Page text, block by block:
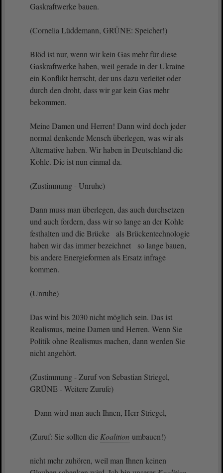
Gaskraftwerke bauen.
(Cornelia Lüddemann, GRÜNE: Speicher!)
Blöd ist nur, wenn wir kein Gas mehr für diese
Gaskraftwerke haben, weil gerade in der Ukraine
ein Konflikt herrscht, der uns dazu verleitet oder
durch den droht, dass wir gar kein Gas mehr
bekommen.
Meine Damen und Herren! Dann wird doch jeder
normal denkende Mensch überlegen, was wir als
Alternative haben. Wir haben in Deutschland die
Kohle. Die ist nun einmal da.
(Zustimmung - Unruhe)
Dann muss man überlegen, das auch durchsetzen
und auch fordern, dass wir so lange an der Kohle
festhalten und die Brücke als Brückentechnologie
haben wir das immer bezeichnet so lange bauen,
bis andere Energieformen als Ersatz infrage
kommen.
(Unruhe)
Das wird bis 2030 nicht möglich sein. Das ist
Realismus, meine Damen und Herren. Wenn Sie
Politik ohne Realismus machen, dann werden Sie
nicht angehört.
(Zustimmung - Zuruf von Sebastian Striegel,
GRÜNE - Weitere Zurufe)
- Dann wird man auch Ihnen, Herr Striegel,
(Zuruf: Sie sollten die Koalition umbauen!)
nicht mehr zuhören, weil man Ihnen keinen